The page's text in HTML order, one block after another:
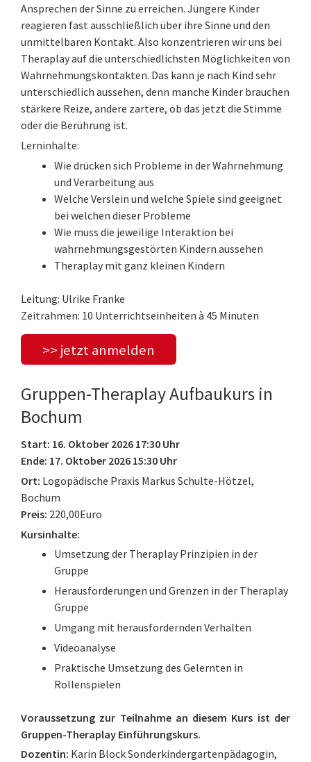
Ansprechen der Sinne zu erreichen. Jüngere Kinder
reagieren fast ausschließlich über ihre Sinne und den
unmittelbaren Kontakt. Also konzentrieren wir uns bei
Theraplay auf die unterschiedlichsten Möglichkeiten von
Wahrnehmungskontakten. Das kann je nach Kind sehr
unterschiedlich aussehen, denn manche Kinder brauchen
stärkere Reize, andere zartere, ob das jetzt die Stimme
oder die Berührung ist.
Lerninhalte:
Wie drücken sich Probleme in der Wahrnehmung
und Verarbeitung aus
Welche Verslein und welche Spiele sind geeignet
bei welchen dieser Probleme
Wie muss die jeweilige Interaktion bei
wahrnehmungsgestörten Kindern aussehen
Theraplay mit ganz kleinen Kindern
Leitung: Ulrike Franke
Zeitrahmen: 10 Unterrichtseinheiten à 45 Minuten
>> jetzt anmelden
Gruppen-Theraplay Aufbaukurs in
Bochum
Start: 16. Oktober 2026 17:30 Uhr
Ende: 17. Oktober 2026 15:30 Uhr
Ort: Logopädische Praxis Markus Schulte-Hötzel,
Bochum
Preis: 220,00Euro
Kursinhalte:
Umsetzung der Theraplay Prinzipien in der
Gruppe
Herausforderungen und Grenzen in der Theraplay
Gruppe
Umgang mit herausfordernden Verhalten
Videoanalyse
Praktische Umsetzung des Gelernten in
Rollenspielen
Voraussetzung zur Teilnahme an diesem Kurs ist der
Gruppen-Theraplay Einführungskurs.
Dozentin: Karin Block Sonderkindergartenpädagogin,